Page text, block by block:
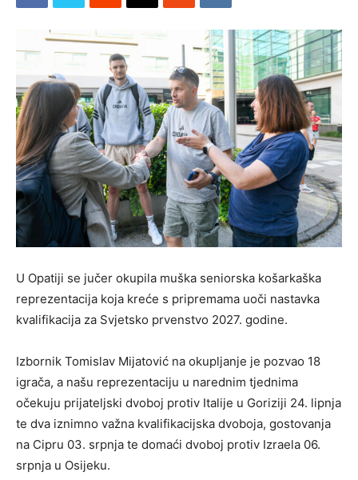
U Opatiji se jučer okupila muška seniorska košarkaška
reprezentacija koja kreće s pripremama uoči nastavka
kvalifikacija za Svjetsko prvenstvo 2027. godine.
Izbornik Tomislav Mijatović na okupljanje je pozvao 18
igrača, a našu reprezentaciju u narednim tjednima
očekuju prijateljski dvoboj protiv Italije u Goriziji 24. lipnja
te dva iznimno važna kvalifikacijska dvoboja, gostovanja
na Cipru 03. srpnja te domaći dvoboj protiv Izraela 06.
srpnja u Osijeku.